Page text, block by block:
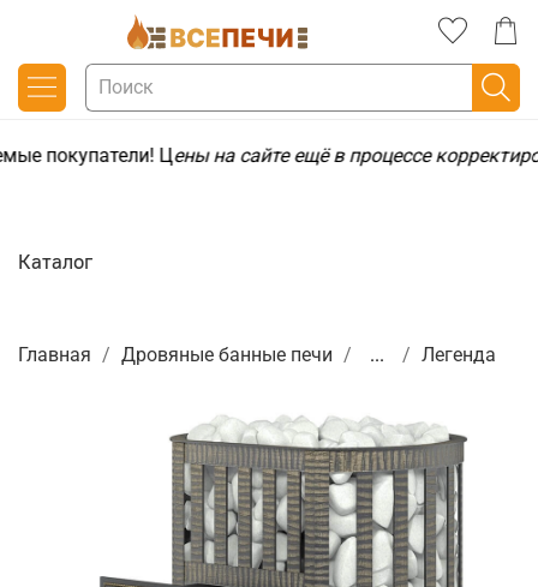
покупатели! Цены на сайте ещё в процессе
Главная Дровяные банные печи ... Легенда
Каталог